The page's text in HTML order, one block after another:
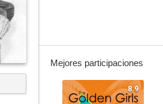
Mejores participaciones
8.9